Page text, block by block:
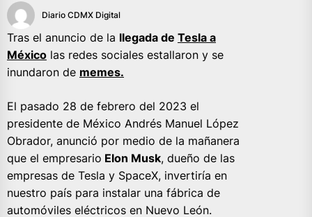
Diario CDMX Digital
Tras el anuncio de la llegada de Tesla a
México las redes sociales estallaron y se
inundaron de memes.
El pasado 28 de febrero del 2023 el
presidente de México Andrés Manuel López
Obrador, anunció por medio de la mañanera
que el empresario Elon Musk, dueño de las
empresas de Tesla y SpaceX, invertiría en
nuestro país para instalar una fábrica de
automóviles eléctricos en Nuevo León.